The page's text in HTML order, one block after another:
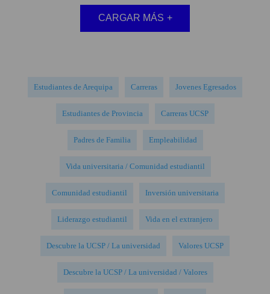
CARGAR MÁS +
Estudiantes de Arequipa Carreras Jovenes Egresados
Estudiantes de Provincia Carreras UCSP
Padres de Familia Empleabilidad
Vida universitaria / Comunidad estudiantil
Comunidad estudiantil Inversión universitaria
Liderazgo estudiantil Vida en el extranjero
Descubre la UCSP / La universidad Valores UCSP
Descubre la UCSP / La universidad / Valores